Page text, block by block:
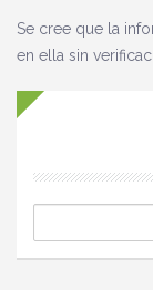
Se cree que la
en ella sin